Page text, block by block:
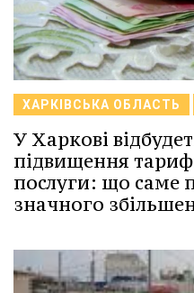
ХАРКІВСЬКА ОБЛАСТЬ
У Харкові
підвищення
послуги: що саме
значного